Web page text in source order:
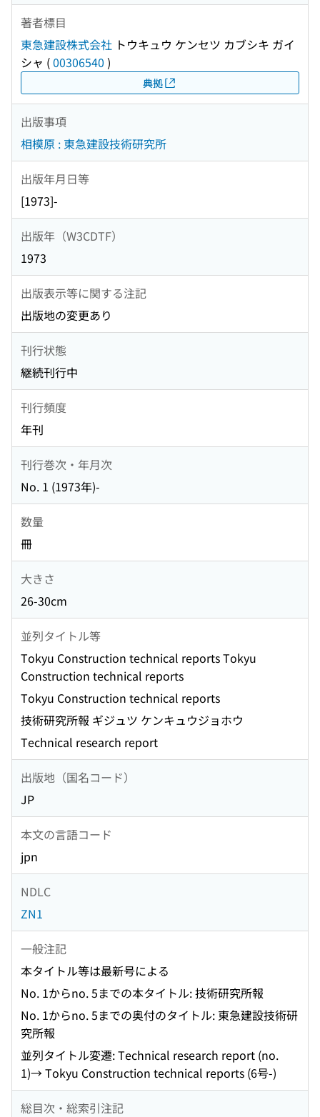
著者標目
東急建設株式会社 トウキュウ ケンセツ カブシキ ガイ
シャ (00306540 )
典拠
出版事項
相模原 : 東急建設技術研究所
出版年月日等
[1973]-
出版年（W3CDTF）
1973
出版表示等に関する注記
出版地の変更あり
刊行状態
継続刊行中
刊行頻度
年刊
刊行巻次・年月次
No. 1 (1973年)-
数量
冊
大きさ
26-30cm
並列タイトル等
Tokyu Construction technical reports Tokyu
Construction technical reports
Tokyu Construction technical reports
技術研究所報 ギジュツ ケンキュウジョホウ
Technical research report
出版地（国名コード）
JP
本文の言語コード
jpn
NDLC
ZN1
一般注記
本タイトル等は最新号による
No. 1からno. 5までの本タイトル: 技術研究所報
No. 1からno. 5までの奥付のタイトル: 東急建設技術研
究所報
並列タイトル変遷: Technical research report (no.
1)→ Tokyu Construction technical reports (6号-)
総目次・総索引注記